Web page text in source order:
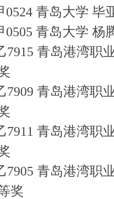
0524 青岛大学 毕
0505 青岛大学 杨
7915 青岛港湾职
7909 青岛港湾职
7911 青岛港湾职
7905 青岛港湾职
奖